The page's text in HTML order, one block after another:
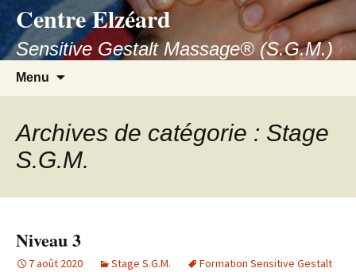
Aller
contenu
Centre Elzéard
Sensitive Gestalt Massage® (S.G.M.)
Menu
Archives de catégorie : Stage
S.G.M.
Niveau 3
7 août 2020 Stage S.G.M.
Formation Sensitive Gestalt